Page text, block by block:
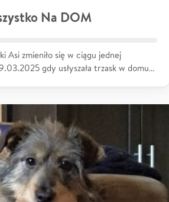
Na DOM
Asi zmieniło się w ciągu jednej
gdy usłyszała trzask w domu…